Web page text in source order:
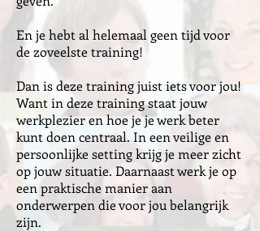
En je hebt al helemaal geen tijd voor
de zoveelste training!
Dan is deze training juist iets voor jou!
Want in deze training staat jouw
werkplezier en hoe je je werk beter
kunt doen centraal. In een veilige en
persoonlijke setting krijg je meer zicht
op jouw situatie. Daarnaast werk je op
een praktische manier aan
onderwerpen die voor jou belangrijk
zijn.